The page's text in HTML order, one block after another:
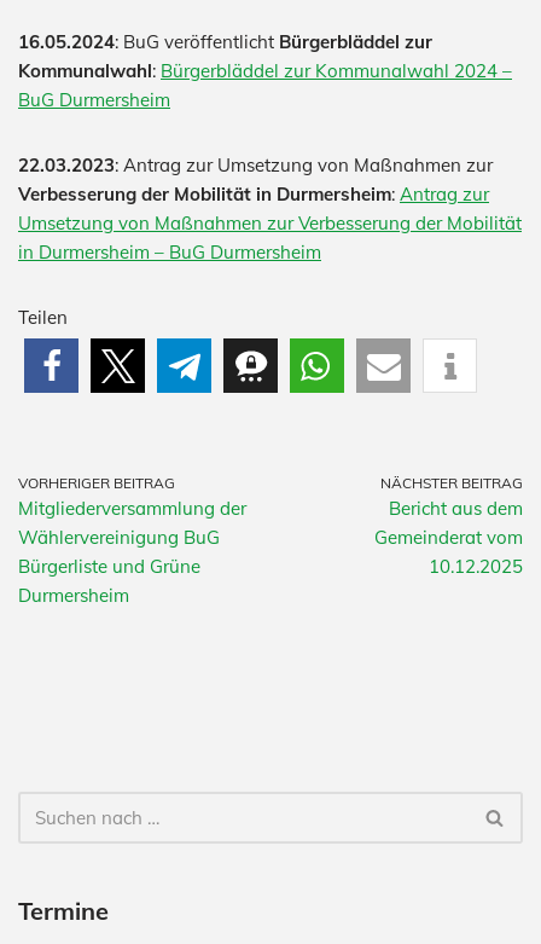
16.05.2024: BuG veröffentlicht Bürgerbläddel zur
Kommunalwahl: Bürgerbläddel zur Kommunalwahl 2024 –
BuG Durmersheim
22.03.2023: Antrag zur Umsetzung von Maßnahmen zur
Verbesserung der Mobilität in Durmersheim: Antrag zur
Umsetzung von Maßnahmen zur Verbesserung der Mobilität
in Durmersheim – BuG Durmersheim
Teilen
VORHERIGER BEITRAG
Mitgliederversammlung der
Wählervereinigung BuG
Bürgerliste und Grüne
Durmersheim
NÄCHSTER BEITRAG
Bericht aus dem
Gemeinderat vom
10.12.2025
Termine